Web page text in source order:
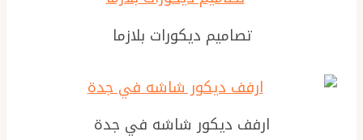
تصاميم ديكورات بلازما
ارفف ديكور شاشه في جدة